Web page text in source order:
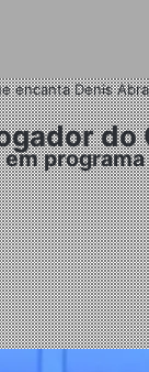
encanta Denis
programa